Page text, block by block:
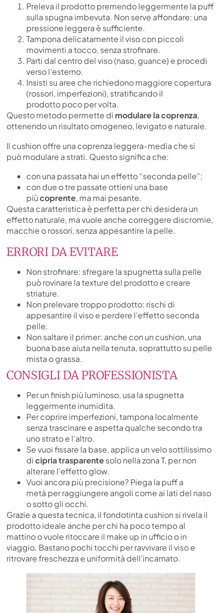
Preleva il prodotto premendo leggermente la puff
sulla spugna imbevuta. Non serve affondare: una
pressione leggera è sufficiente.
Tampona delicatamente il viso con piccoli
movimenti a tocco, senza strofinare.
Parti dal centro del viso (naso, guance) e procedi
verso l’esterno.
Insisti su aree che richiedono maggiore copertura
(rossori, imperfezioni), stratificando il
prodotto poco per volta.
Questo metodo permette di modulare la coprenza,
ottenendo un risultato omogeneo, levigato e naturale.
Il cushion offre una coprenza leggera-media che si
può modulare a strati. Questo significa che:
con una passata hai un effetto “seconda pelle”;
con due o tre passate ottieni una base
piùcoprente, ma mai pesante.
Questa caratteristica è perfetta per chi desidera un
effetto naturale, ma vuole anche correggere discromie,
macchie o rossori, senza appesantire la pelle.
ERRORI DA EVITARE
Non strofinare: sfregare la spugnetta sulla pelle
può rovinare la texture del prodotto e creare
striature.
Non prelevare troppo prodotto: rischi di
appesantire il viso e perdere l’effetto seconda
pelle.
Non saltare il primer: anche con un cushion, una
buona base aiuta nella tenuta, soprattutto su pelle
mista o grassa.
CONSIGLI DA PROFESSIONISTA
Per un finish più luminoso, usa la spugnetta
leggermente inumidita.
Per coprire imperfezioni, tampona localmente
senza trascinare e aspetta qualche secondo tra
uno strato e l’altro.
Se vuoi fissare la base, applica un velo sottilissimo
dicipria trasparentesolo nella zona T, per non
alterare l’effetto glow.
Vuoi ancora più precisione? Piega la puff a
metà per raggiungere angoli come ai lati del naso
o sotto gli occhi.
Grazie a questa tecnica, il fondotinta cushion si rivela il
prodotto ideale anche per chi ha poco tempo al
mattino o vuole ritoccare il make up in ufficio o in
viaggio. Bastano pochi tocchi per ravvivare il viso e
ritrovare freschezza e uniformità dell’incarnato.